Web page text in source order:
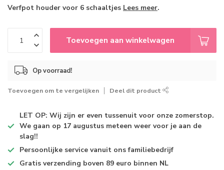
Verfpot houder voor 6 schaaltjes Lees meer.
Toevoegen aan winkelwagen
Op voorraad!
Toevoegen om te vergelijken Deel dit product
LET OP: Wij zijn er even tussenuit voor onze zomerstop.
We gaan op 17 augustus meteen weer voor je aan de
slag!!
Persoonlijke service vanuit ons familiebedrijf
Gratis verzending boven 89 euro binnen NL